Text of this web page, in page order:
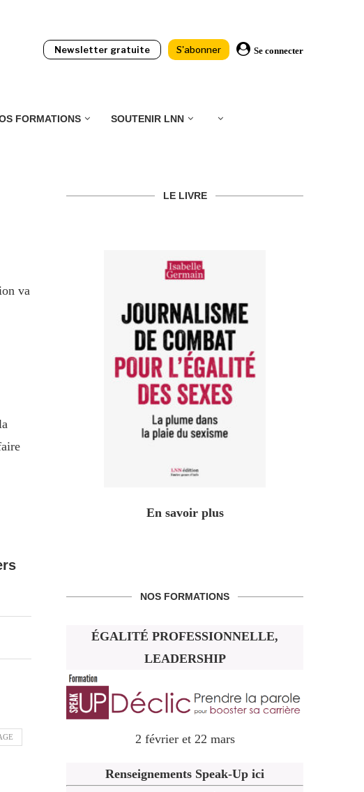
Newsletter gratuite S'abonner Se connecter
FORMATIONS SOUTENIR LNN
va
LE LIVRE
En savoir plus
NOS FORMATIONS
ÉGALITÉ PROFESSIONNELLE,
LEADERSHIP
2 février et 22 mars
Renseignements Speak-Up ici